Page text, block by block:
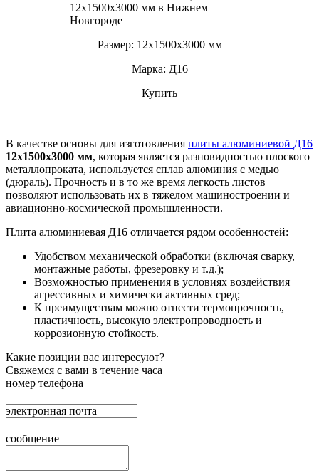
Размер: 12х1500х3000 мм
Марка: Д16
Купить
В качестве основы для изготовления плиты алюминиевой Д16
12х1500х3000 мм, которая является разновидностью плоского
металлопроката, используется сплав алюминия с медью
(дюраль). Прочность и в то же время легкость листов
позволяют использовать их в тяжелом машиностроении и
авиационно-космической промышленности.
Плита алюминиевая Д16 отличается рядом особенностей:
Удобством механической обработки (включая сварку,
монтажные работы, фрезеровку и т.д.);
Возможностью применения в условиях воздействия
агрессивных и химически активных сред;
К преимуществам можно отнести термопрочность,
пластичность, высокую электропроводность и
коррозионную стойкость.
Какие позиции вас интересуют?
Свяжемся с вами в течение часа
номер телефона
электронная почта
сообщение